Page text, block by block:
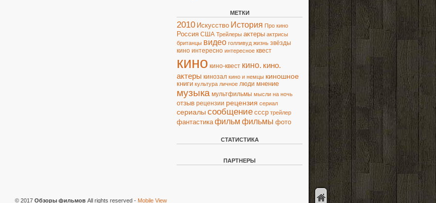
МЕТКИ
2010 Искусство История Про кино
Россия США Трейлеры актеры актрисы
британцы видео голливуд жизнь звёзды
кино интересно интересное квест
кино кино-квест кино. кино.
актеры кинозал кино и немцы киношное
книги культура личное люди мнение
музыка мультфильмы мысли на ночь
отзыв рецензии рецензия сериал
сериалы сообщение ссср трейлер
фантастика фильм фильмы фото
СТАТИСТИКА
ПАРТНЕРЫ
© 2017 Обзоры фильмов All rights reserved - Mobile View